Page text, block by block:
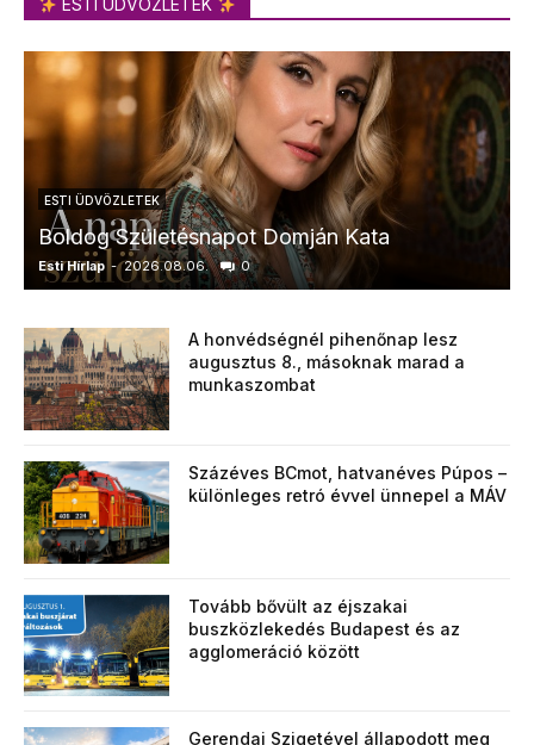
ESTI ÜDVÖZLETEK
ESTI ÜDVÖZLETEK
Boldog Születésnapot Domján Kata
Esti Hírlap - 2026.08.06. 0
A honvédségnél pihenőnap lesz
augusztus 8., másoknak marad a
munkaszombat
Százéves BCmot, hatvanéves Púpos –
különleges retró évvel ünnepel a MÁV
Tovább bővült az éjszakai
buszközlekedés Budapest és az
agglomeráció között
Gerendai Szigetével állapodott meg